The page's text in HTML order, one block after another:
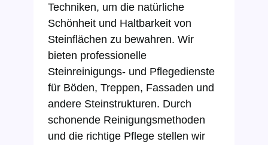
Techniken, um die natürliche
Schönheit und Haltbarkeit von
Steinflächen zu bewahren. Wir
bieten professionelle
Steinreinigungs- und Pflegedienste
für Böden, Treppen, Fassaden und
andere Steinstrukturen. Durch
schonende Reinigungsmethoden
und die richtige Pflege stellen wir